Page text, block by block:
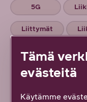
5G
Liittymät
Tämä
evästeitä
Käytämme